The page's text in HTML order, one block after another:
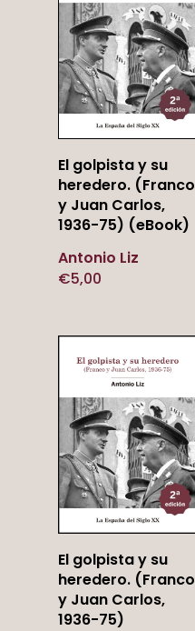
Añadir
Al Carrito
El golpista y su
heredero. (Franco
y Juan Carlos,
1936-75) (eBook)
Antonio Liz
€5,00
Añadir
Al Carrito
El golpista y su
heredero. (Franco
y Juan Carlos,
1936-75)